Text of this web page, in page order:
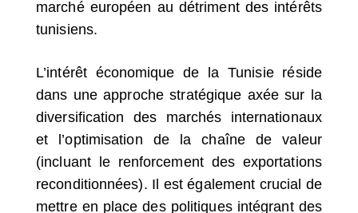
marché européen au détriment des intérêts
tunisiens.
L’intérêt économique de la Tunisie réside
dans une approche stratégique axée sur la
diversification des marchés internationaux
et l’optimisation de la chaîne de valeur
(incluant le renforcement des exportations
reconditionnées). Il est également crucial de
mettre en place des politiques intégrant des